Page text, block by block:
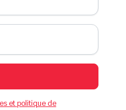
et politique de